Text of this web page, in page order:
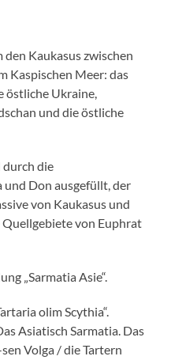
Kaukasus zwischen
Kaspischen Meer: das
östliche Ukraine,
und die östliche
die
Don ausgefüllt, der
von Kaukasus und
von Euphrat
„Sarmatia Asie“.
olim Scythia“.
Asiatisch Sarmatia. Das
Volga / die Tartern